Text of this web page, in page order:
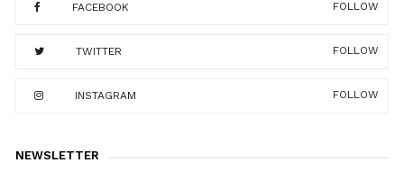
FACEBOOK FOLLOW
TWITTER FOLLOW
INSTAGRAM FOLLOW
NEWSLETTER